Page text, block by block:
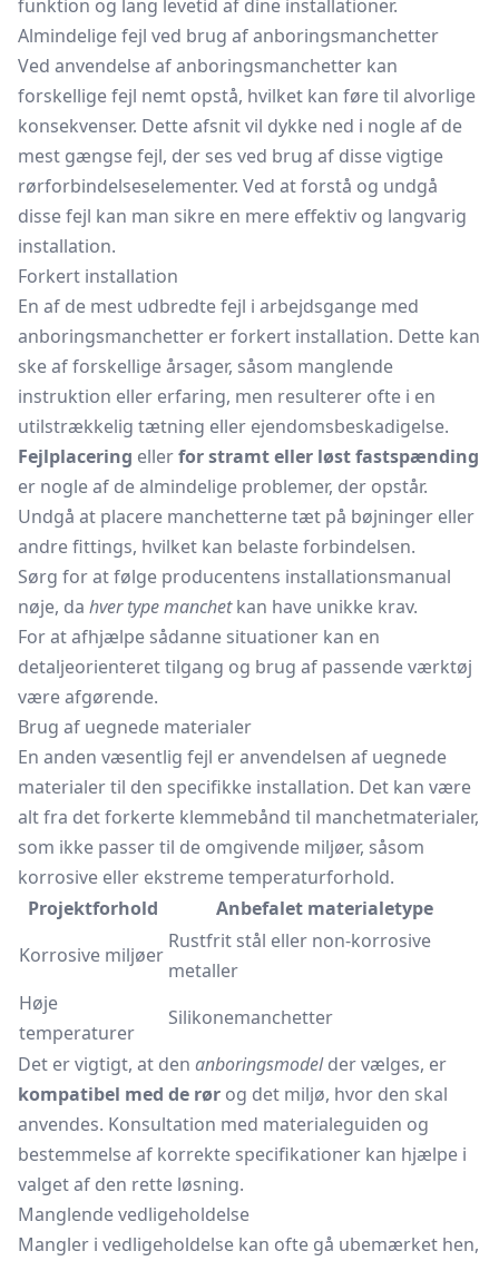
funktion og lang levetid af dine installationer.
Almindelige fejl ved brug af anboringsmanchetter
Ved anvendelse af anboringsmanchetter kan
forskellige fejl nemt opstå, hvilket kan føre til alvorlige
konsekvenser. Dette afsnit vil dykke ned i nogle af de
mest gængse fejl, der ses ved brug af disse vigtige
rørforbindelseselementer. Ved at forstå og undgå
disse fejl kan man sikre en mere effektiv og langvarig
installation.
Forkert installation
En af de mest udbredte fejl i arbejdsgange med
anboringsmanchetter er forkert installation. Dette kan
ske af forskellige årsager, såsom manglende
instruktion eller erfaring, men resulterer ofte i en
utilstrækkelig tætning eller ejendomsbeskadigelse.
Fejlplacering ellerfor stramt eller løst fastspænding
er nogle af de almindelige problemer, der opstår.
Undgå at placere manchetterne tæt på bøjninger eller
andre fittings, hvilket kan belaste forbindelsen.
Sørg for at følge producentens installationsmanual
nøje, da hver type manchetkan have unikke krav.
For at afhjælpe sådanne situationer kan en
detaljeorienteret tilgang og brug af passende værktøj
være afgørende.
Brug af uegnede materialer
En anden væsentlig fejl er anvendelsen af uegnede
materialer til den specifikke installation. Det kan være
alt fra det forkerte klemmebånd til manchetmaterialer,
som ikke passer til de omgivende miljøer, såsom
korrosive eller ekstreme temperaturforhold.
Projektforhold
Anbefalet materialetype
Korrosive miljøer
Rustfrit stål eller non-korrosive
metaller
Høje
temperaturer
Silikonemanchetter
Det er vigtigt, at den anboringsmodelder vælges, er
kompatibel med de rør og det miljø, hvor den skal
anvendes. Konsultation med materialeguiden og
bestemmelse af korrekte specifikationer kan hjælpe i
valget af den rette løsning.
Manglende vedligeholdelse
Mangler i vedligeholdelse kan ofte gå ubemærket hen,